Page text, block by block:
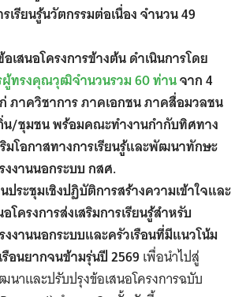
เรียนรู้นวัตกรรมต่อเนื่อง จำนวน 49
เสนอโครงการข้างต้นดำเนินการโดย
ทรงคุณวุฒิจำนวนรวม60ท่านจาก4
ภาควิชาการ ภาคเอกชน ภาคสื่อมวลชน
/ชุมชน พร้อมคณะทำงานกำกับทิศทาง
มโอกาสทางการเรียนรู้และพัฒนาทักษะ
งานนอกระบบกสศ.
ระชุมเชิงปฏิบัติการสร้างความเข้าใจและ
โครงการส่งเสริมการเรียนรู้สำหรับ
งานนอกระบบและครัวเรือนที่มีแนวโน้ม
อนยากจนข้ามรุ่นปี 2569 เพื่อนำไปสู่
าและปรับปรุงข้อเสนอโครงการฉบับ